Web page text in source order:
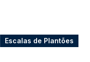
Escalas de Plantões